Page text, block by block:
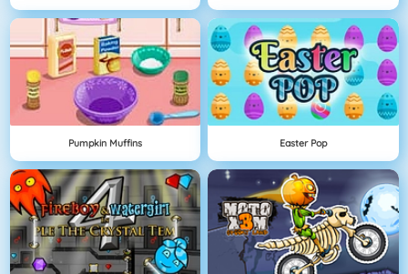
Pumpkin Muffins Easter Pop